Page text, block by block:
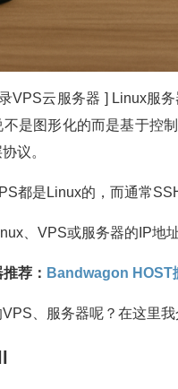
VPS云服务器 ] Linux服
是图形化的而是基于控
议。
都是Linux的，而通常
、VPS或服务器的IP地
荐： Bandwagon HOST
、服务器呢？在这里